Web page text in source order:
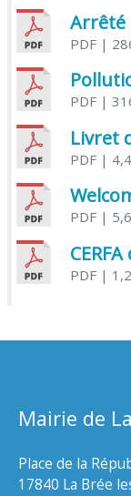
PDF|
PDF|
Livret
PDF|
PDF|
PDF|
Mairie de
Place de la
17840 La Brée